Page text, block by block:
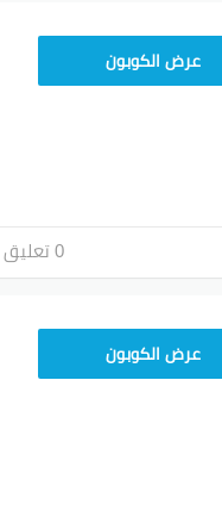
عرض الكوبون
0 تعليق
عرض الكوبون